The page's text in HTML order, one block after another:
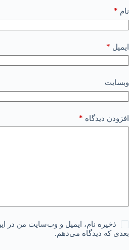
نام *
ایمیل *
وبسایت
افزودن دیدگاه *
ذخیره نام، ایمیل و وب‌سایت من در
بعدی که دیدگاه می‌دهم.